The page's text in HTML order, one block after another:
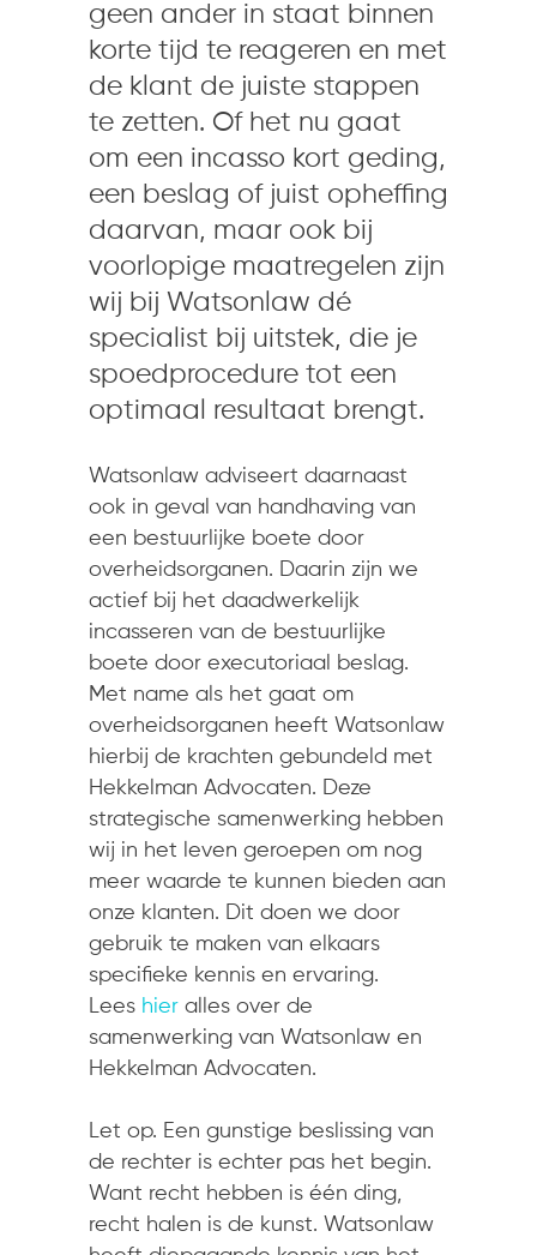
geen ander in staat binnen
korte tijd te reageren en met
de klant de juiste stappen
te zetten. Of het nu gaat
om een incasso kort geding,
een beslag of juist opheffing
daarvan, maar ook bij
voorlopige maatregelen zijn
wij bij Watsonlaw dé
specialist bij uitstek, die je
spoedprocedure tot een
optimaal resultaat brengt.
Watsonlaw adviseert daarnaast
ook in geval van handhaving van
een bestuurlijke boete door
overheidsorganen. Daarin zijn we
actief bij het daadwerkelijk
incasseren van de bestuurlijke
boete door executoriaal beslag.
Met name als het gaat om
overheidsorganen heeft Watsonlaw
hierbij de krachten gebundeld met
Hekkelman Advocaten. Deze
strategische samenwerking hebben
wij in het leven geroepen om nog
meer waarde te kunnen bieden aan
onze klanten. Dit doen we door
gebruik te maken van elkaars
specifieke kennis en ervaring.
Lees hier alles over de
samenwerking van Watsonlaw en
Hekkelman Advocaten.
Let op. Een gunstige beslissing van
de rechter is echter pas het begin.
Want recht hebben is één ding,
recht halen is de kunst. Watsonlaw